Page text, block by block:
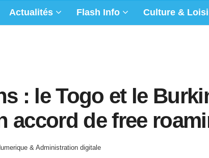
Actualités Flash Info Culture &
: le Togo et le
accord de free
& Administration digitale